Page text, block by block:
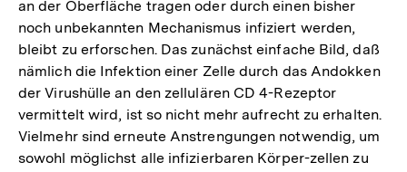
an der Oberfläche tragen oder durch einen bisher
noch unbekannten Mechanismus infiziert werden,
bleibt zu erforschen. Das zunächst einfache Bild, daß
nämlich die Infektion einer Zelle durch das Andokken
der Virushülle an den zellulären CD 4-Rezeptor
vermittelt wird, ist so nicht mehr aufrecht zu erhalten.
Vielmehr sind erneute Anstrengungen notwendig, um
sowohl möglichst alle infizierbaren Körper-zellen zu